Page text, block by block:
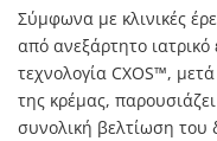
Σύμφωνα με κλινικές
από ανεξάρτητο
τεχνολογία CXOS™,
της κρέμας,
συνολική βελτίωση του